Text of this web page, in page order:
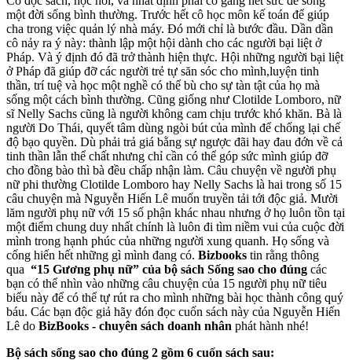
một đời sống bình thường. Trước hết cô học môn kế toán để giúp
cha trong việc quản lý nhà máy. Đó mới chỉ là bước đầu. Dần dần
cô nảy ra ý này: thành lập một hội dành cho các người bại liệt ở
Pháp. Và ý định đó đã trở thành hiện thực. Hội những người bại liệt
ở Pháp đã giúp đỡ các người trẻ tự săn sóc cho mình,luyện tinh
thần, trí tuệ và học một nghề có thể bù cho sự tàn tật của họ mà
sống một cách bình thường. Cũng giống như Clotilde Lomboro, nữ
sĩ Nelly Sachs cũng là người không cam chịu trước khó khăn. Bà là
người Do Thái, quyết tâm dùng ngòi bút của mình để chống lại chế
độ bạo quyền. Dù phải trả giá bằng sự ngược đãi hay đau đớn về cả
tinh thần lẫn thể chất nhưng chỉ cần có thể góp sức mình giúp đỡ
cho đồng bào thì bà đều chấp nhận làm. Câu chuyện về người phụ
nữ phi thường Clotilde Lomboro hay Nelly Sachs là hai trong số 15
câu chuyện mà Nguyễn Hiến Lê muốn truyền tải tới độc giả. Mười
lăm người phụ nữ với 15 số phận khác nhau nhưng ở họ luôn tồn tại
một điểm chung duy nhất chính là luôn đi tìm niềm vui của cuộc đời
mình trong hạnh phúc của những người xung quanh. Họ sống và
cống hiến hết những gì mình đang có. Bizbooks tin rằng thông
qua “15 Gương phụ nữ” của bộ sách Sống sao cho đúng các
bạn có thể nhìn vào những câu chuyện của 15 người phụ nữ tiêu
biểu này để có thể tự rút ra cho mình những bài học thành công quý
báu. Các bạn độc giả hãy đón đọc cuốn sách này của Nguyễn Hiến
Lê do BizBooks - chuyên sách doanh nhân phát hành nhé!
Bộ sách sống sao cho đúng 2 gồm 6 cuốn sách sau: